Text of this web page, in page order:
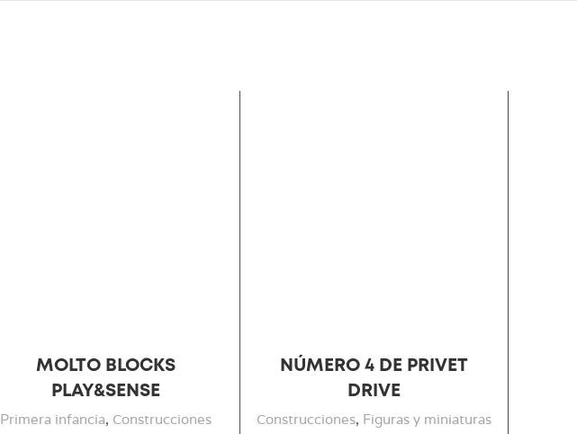
MOLTO BLOCKS
PLAY&SENSE
Primera infancia, Construcciones
NÚMERO 4 DE PRIVET
DRIVE
Construcciones, Figuras y miniaturas